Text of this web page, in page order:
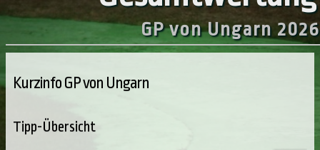
GP von Ungarn 2026
Kurzinfo GP von Ungarn
Tipp-Übersicht